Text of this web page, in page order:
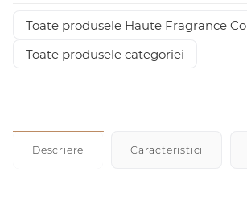
Toate produsele Haute Fragrance
Toate produsele categoriei
Descriere Caracteristici